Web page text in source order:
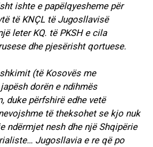
ishte e papëlqyesheme për
të KNÇL të Jugosllavisë
leter KQ. të PKSH e cila
dhe pjesërisht qortuese.
(të Kosovës me
dorën e ndihmës
duke përfshirë edhe vetë
të theksohet se kjo nuk
ndërmjet nesh dhe një Shqipërie
Jugosllavia e re që po